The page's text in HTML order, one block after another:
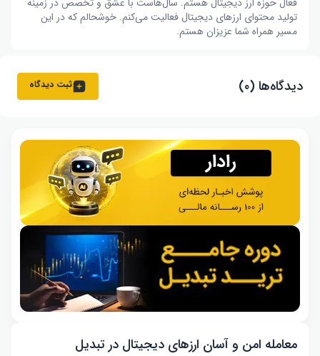
تولید محتوای ارزهای دیجیتال فعالیت می‌کنم. خوشحالم که در این
مسیر همراه شما عزیزان هستم.
دیدگاه‌ها (۰) ثبت دیدگاه
معامله امن و آسان ارزهای دیجیتال در تبدیل